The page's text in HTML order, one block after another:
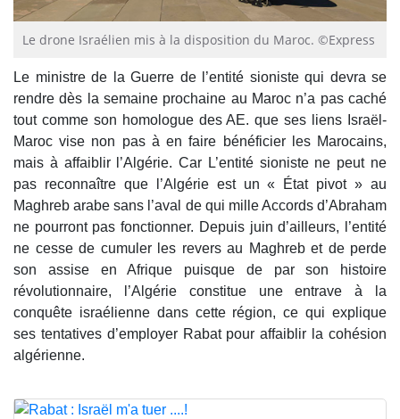
Le drone Israélien mis à la disposition du Maroc. ©Express
Le ministre de la Guerre de l’entité sioniste qui devra se
rendre dès la semaine prochaine au Maroc n’a pas caché
tout comme son homologue des AE. que ses liens Israël-
Maroc vise non pas à en faire bénéficier les Marocains,
mais à affaiblir l’Algérie. Car L’entité sioniste ne peut ne
pas reconnaître que l’Algérie est un « État pivot » au
Maghreb arabe sans l’aval de qui mille Accords d’Abraham
ne pourront pas fonctionner. Depuis juin d’ailleurs, l’entité
ne cesse de cumuler les revers au Maghreb et de perde
son assise en Afrique puisque de par son histoire
révolutionnaire, l’Algérie constitue une entrave à la
conquête israélienne dans cette région, ce qui explique
ses tentatives d’employer Rabat pour affaiblir la cohésion
algérienne.